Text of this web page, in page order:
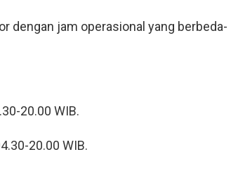
dengan jam operasional yang berbeda-
20.00 WIB.
20.00 WIB.